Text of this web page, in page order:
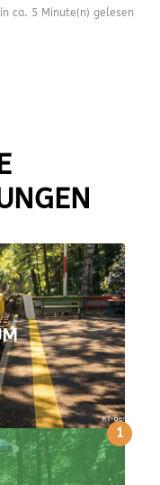
in ca. 5 Minute(n) gelesen
1